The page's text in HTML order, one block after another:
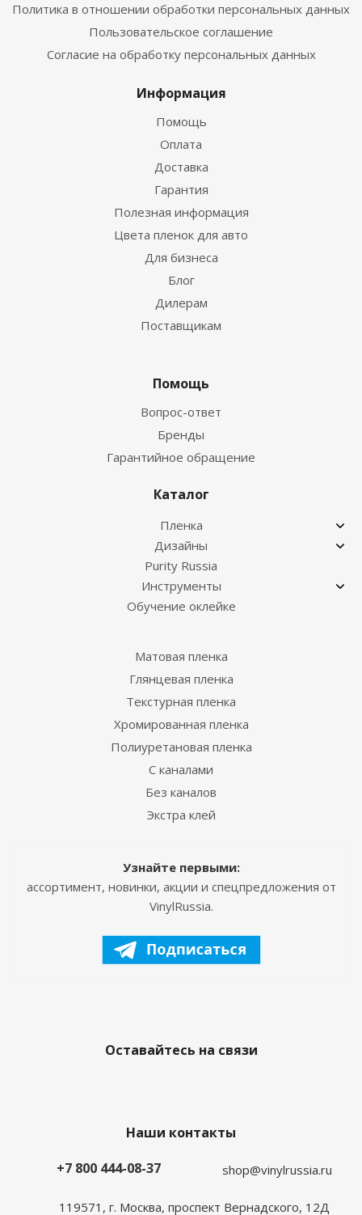
Политика в отношении обработки персональных данных
Пользовательское соглашение
Согласие на обработку персональных данных
Информация
Помощь
Оплата
Доставка
Гарантия
Полезная информация
Цвета пленок для авто
Для бизнеса
Блог
Дилерам
Поставщикам
Помощь
Вопрос-ответ
Бренды
Гарантийное обращение
Каталог
Пленка
Дизайны
Purity Russia
Инструменты
Обучение оклейке
Матовая пленка
Глянцевая пленка
Текстурная пленка
Хромированная пленка
Полиуретановая пленка
С каналами
Без каналов
Экстра клей
Узнайте первыми:
ассортимент, новинки, акции и спецпредложения от
VinylRussia.
Оставайтесь на связи
Наши контакты
+7 800 444-08-37
shop@vinylrussia.ru
119571, г. Москва, проспект Вернадского, 12Д